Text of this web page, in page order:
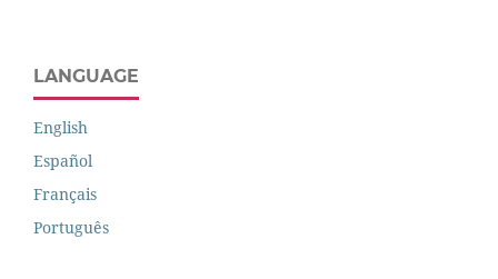
LANGUAGE
English
Español
Français
Português